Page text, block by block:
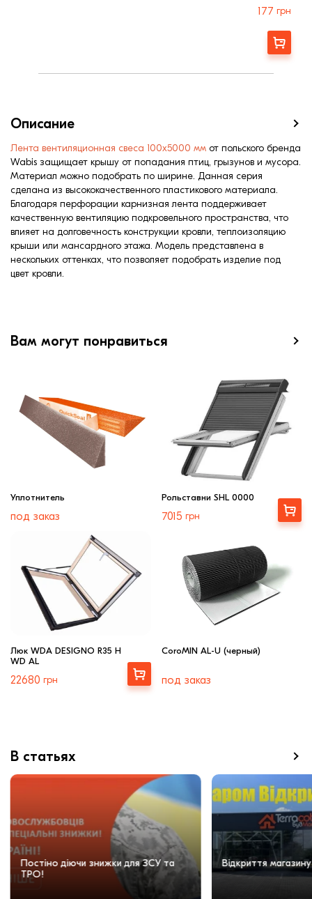
177 грн
Заказать
Описание
Лента вентиляционная свеса 100х5000 мм от польского бренда
Wabis защищает крышу от попадания птиц, грызунов и мусора.
Материал можно подобрать по ширине. Данная серия
сделана из высококачественного пластикового материала.
Благодаря перфорации карнизная лента поддерживает
качественную вентиляцию подкровельного пространства, что
влияет на долговечность конструкции кровли, теплоизоляцию
крыши или мансардного этажа. Модель представлена в
нескольких оттенках, что позволяет подобрать изделие под
цвет кровли.
Вам могут понравиться
Уплотнитель
под заказ
Рольставни SHL 0000
7015 грн
Выбрать
Люк WDA DESIGNO R35 H
WD AL
22680 грн
Выбрать
CoroMIN AL-U (черный)
под заказ
В статьях
Постіно діючи знижки для ЗСУ та
ТРО!
Відкриття магазину